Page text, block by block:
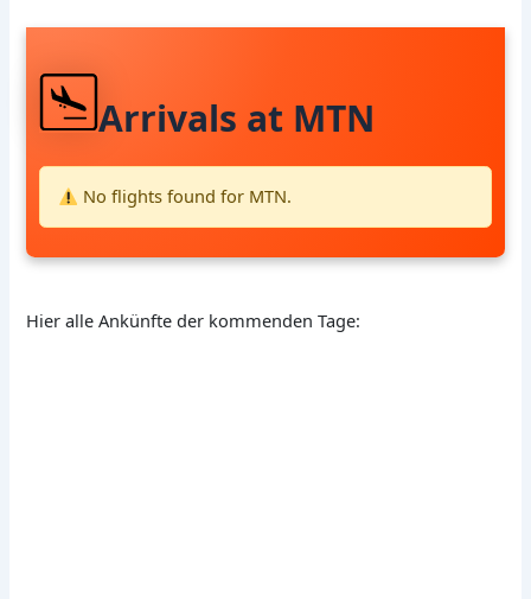
Arrivals at MTN
No flights found for MTN.
Hier alle Ankünfte der kommenden Tage: